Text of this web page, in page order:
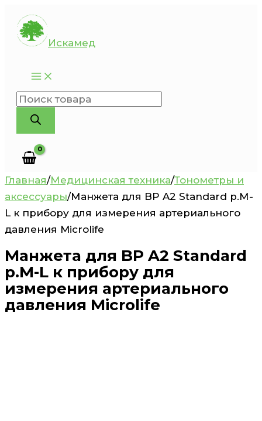
Перейти
содержимому
Искамед
Поиск
товаров
Главная/Медицинская техника/Тонометры и
аксессуары/Манжета для BP A2 Standard р.М-
L к прибору для измерения артериального
давления Microlife
Манжета для BP A2 Standard
р.М-L к прибору для
измерения артериального
давления Microlife